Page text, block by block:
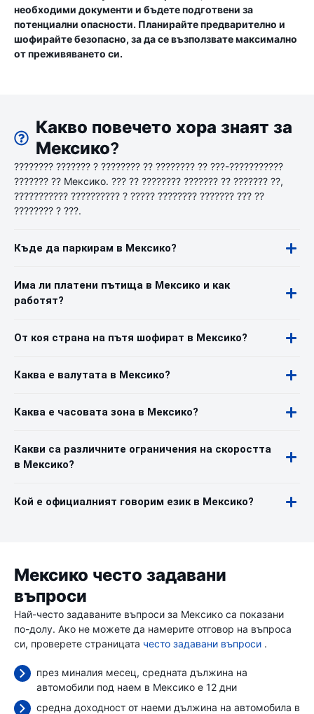
необходими документи и бъдете подготвени за
потенциални опасности. Планирайте предварително и
шофирайте безопасно, за да се възползвате максимално
от преживяването си.
Какво повечето хора знаят за
Мексико?
???????? ??????? ? ???????? ?? ???????? ?? ???-???????????
??????? ?? Мексико. ??? ?? ???????? ??????? ?? ??????? ??,
??????????? ?????????? ? ????? ???????? ??????? ??? ??
???????? ? ???.
Къде да паркирам в Мексико?
Има ли платени пътища в Мексико и как
работят?
От коя страна на пътя шофират в Мексико?
Каква е валутата в Мексико?
Каква е часовата зона в Мексико?
Какви са различните ограничения на скоростта
в Мексико?
Кой е официалният говорим език в Мексико?
Мексико често задавани
въпроси
Най-често задаваните въпроси за Мексико са показани
по-долу. Ако не можете да намерите отговор на въпроса
си, проверете страницата често задавани въпроси .
през миналия месец, средната дължина на
автомобили под наем в Мексико е 12 дни
средна доходност от наеми дължина на автомобила в